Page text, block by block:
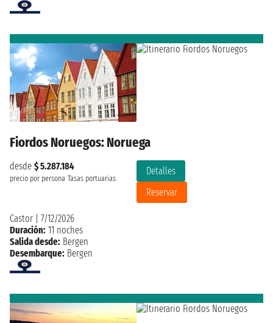
Fiordos Noruegos: Noruega
desde $ 5.287.184
precio por persona Tasas portuarias
Detalles
Reservar
Castor
7/12/2026
Duración: 11 noches
Salida desde: Bergen
Desembarque: Bergen